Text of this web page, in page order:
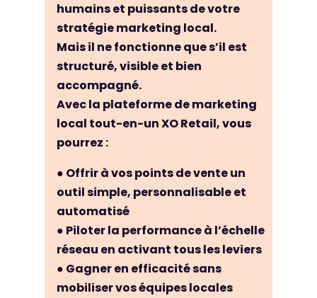
humains et puissants de votre
stratégie marketing local.
Mais il ne fonctionne que s’il est
structuré, visible et bien
accompagné.
Avec la plateforme de marketing
local tout-en-un XO Retail, vous
pourrez :
● Offrir à vos points de vente un
outil simple, personnalisable et
automatisé
● Piloter la performance à l’échelle
réseau en activant tous les leviers
● Gagner en efficacité sans
mobiliser vos équipes locales